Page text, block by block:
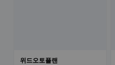
위드오토플랜